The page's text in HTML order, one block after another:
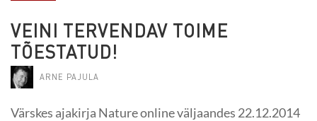
VEINI TERVENDAV TOIME
TÕESTATUD!
ARNE PAJULA
Värskes ajakirja Nature online väljaandes 22.12.2014